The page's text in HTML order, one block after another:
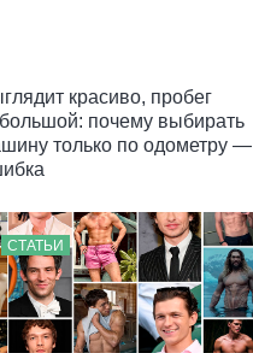
красиво, пробег
почему выбирать
только по одометру —
СТАТЬИ